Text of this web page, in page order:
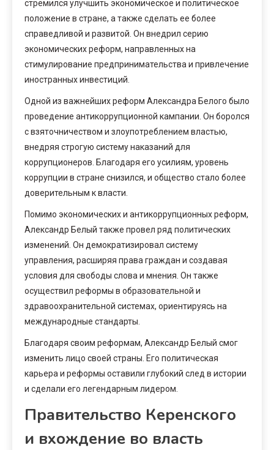
стремился улучшить экономическое и политическое
положение в стране, а также сделать ее более
справедливой и развитой. Он внедрил серию
экономических реформ, направленных на
стимулирование предпринимательства и привлечение
иностранных инвестиций.
Одной из важнейших реформ Александра Белого было
проведение антикоррупционной кампании. Он боролся
с взяточничеством и злоупотреблением властью,
внедряя строгую систему наказаний для
коррупционеров. Благодаря его усилиям, уровень
коррупции в стране снизился, и общество стало более
доверительным к власти.
Помимо экономических и антикоррупционных реформ,
Александр Белый также провел ряд политических
изменений. Он демократизировал систему
управления, расширяя права граждан и создавая
условия для свободы слова и мнения. Он также
осуществил реформы в образовательной и
здравоохранительной системах, ориентируясь на
международные стандарты.
Благодаря своим реформам, Александр Белый смог
изменить лицо своей страны. Его политическая
карьера и реформы оставили глубокий след в истории
и сделали его легендарным лидером.
Правительство Керенского
и вхождение во власть